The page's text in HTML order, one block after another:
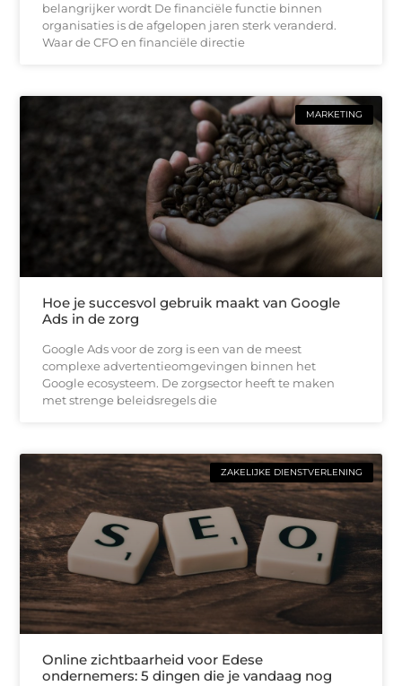
belangrijker wordt De financiële functie binnen
organisaties is de afgelopen jaren sterk veranderd.
Waar de CFO en financiële directie
MARKETING
Hoe je succesvol gebruik maakt van Google
Ads in de zorg
Google Ads voor de zorg is een van de meest
complexe advertentieomgevingen binnen het
Google ecosysteem. De zorgsector heeft te maken
met strenge beleidsregels die
ZAKELIJKE DIENSTVERLENING
Online zichtbaarheid voor Edese
ondernemers: 5 dingen die je vandaag nog